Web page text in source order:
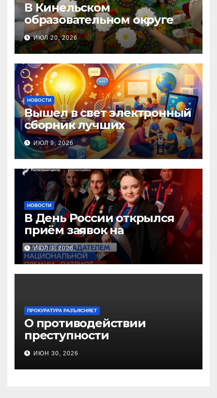
В Кинельском
образовательном округе
прошла Неделя правовой
помощи, посвящённая Дню
семьи, любви и верности
ИЮЛ 20, 2026
НОВОСТИ
Вышел в свет электронный
сборник лучших
инновационных практик
педагогов дошкольного
образования!
ИЮЛ 9, 2026
НОВОСТИ
В День России открылся
приём заявок на
Национальную премию
«Патриот»
ИЮЛ 3, 2026
ПРОКУРАТУРА РАЗЪЯСНЯЕТ
О противодействии
преступности
несовершеннолетних и
нарушению их прав
ИЮН 30, 2026